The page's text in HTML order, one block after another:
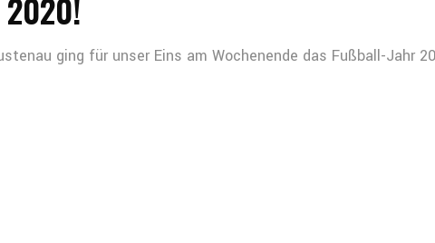
ging für unser Eins am Wochenende das Fußball-Jahr